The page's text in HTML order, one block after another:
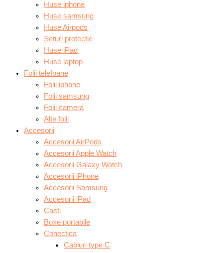
Huse iphone
Huse samsung
Huse Airpods
Seturi protectie
Huse iPad
Huse laptop
Folii telefoane
Folii iphone
Folii samsung
Folii camera
Alte folii
Accesorii
Accesorii AirPods
Accesorii Apple Watch
Accesorii Galaxy Watch
Accesorii iPhone
Accesorii Samsung
Accesorii iPad
Casti
Boxe portabile
Conectica
Cabluri type C